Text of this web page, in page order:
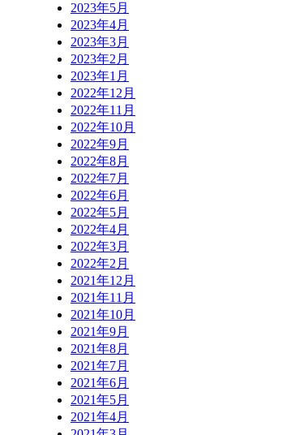
2023年5月
2023年4月
2023年3月
2023年2月
2023年1月
2022年12月
2022年11月
2022年10月
2022年9月
2022年8月
2022年7月
2022年6月
2022年5月
2022年4月
2022年3月
2022年2月
2021年12月
2021年11月
2021年10月
2021年9月
2021年8月
2021年7月
2021年6月
2021年5月
2021年4月